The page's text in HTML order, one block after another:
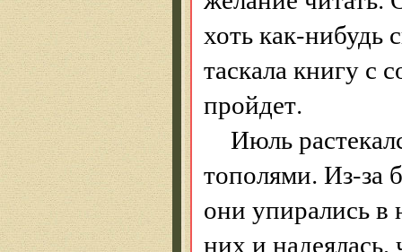
хоть как-нибудь
таскала книгу с
пройдет.
Июль
тополями. Из-за
они упирались в
них и надеялась,